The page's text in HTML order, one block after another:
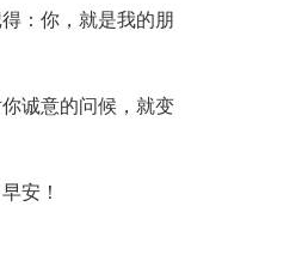
：你，就是我的朋
诚意的问候，就变
安！